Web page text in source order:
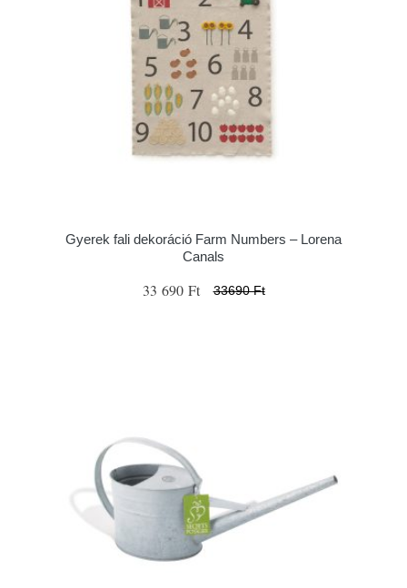
Gyerek fali dekoráció Farm Numbers – Lorena
Canals
33 690 Ft 33690 Ft